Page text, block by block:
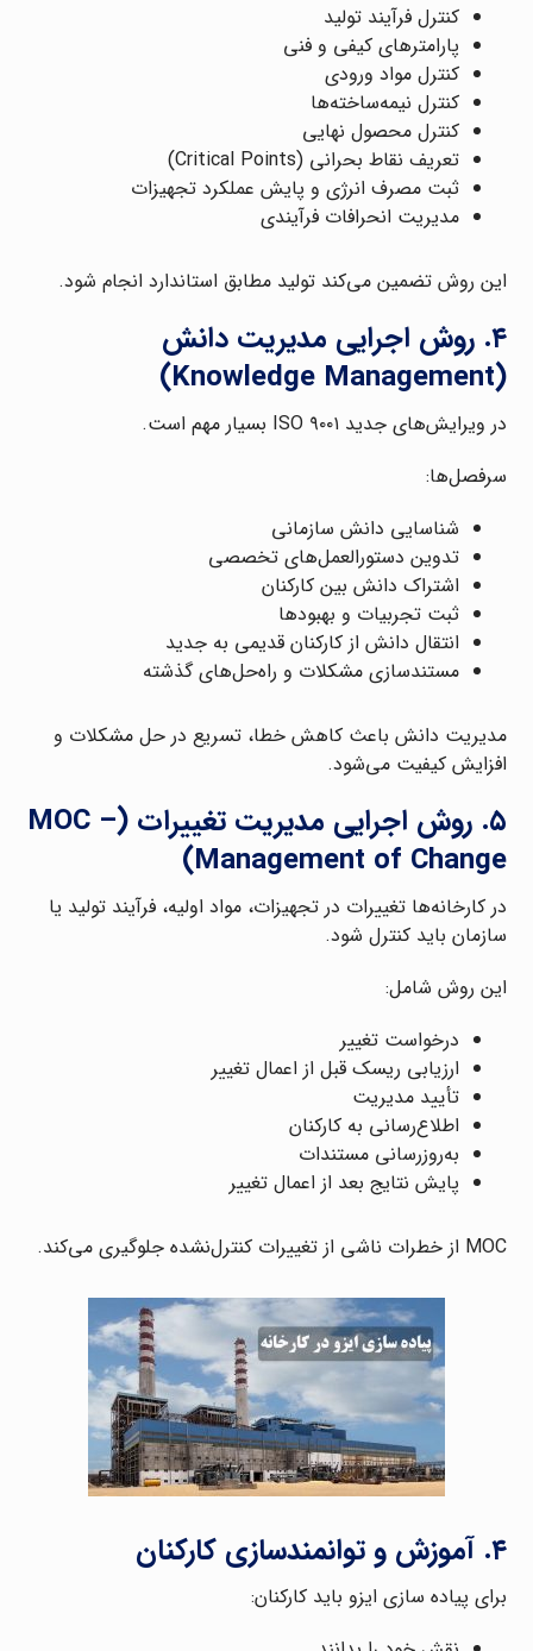
کنترل فرآیند تولید
پارامترهای کیفی و فنی
کنترل مواد ورودی
کنترل نیمه‌ساخته‌ها
کنترل محصول نهایی
تعریف نقاط بحرانی (Critical Points)
ثبت مصرف انرژی و پایش عملکرد تجهیزات
مدیریت انحرافات فرآیندی
این روش تضمین می‌کند تولید مطابق استاندارد انجام شود.
۴. روش اجرایی مدیریت دانش
(Knowledge Management)
در ویرایش‌های جدید ISO ۹۰۰۱ بسیار مهم است.
سرفصل‌ها:
شناسایی دانش سازمانی
تدوین دستورالعمل‌های تخصصی
اشتراک دانش بین کارکنان
ثبت تجربیات و بهبودها
انتقال دانش از کارکنان قدیمی به جدید
مستندسازی مشکلات و راه‌حل‌های گذشته
مدیریت دانش باعث کاهش خطا، تسریع در حل مشکلات و
افزایش کیفیت می‌شود.
۵. روش اجرایی مدیریت تغییرات (MOC –
Management of Change)
در کارخانه‌ها تغییرات در تجهیزات، مواد اولیه، فرآیند تولید یا
سازمان باید کنترل شود.
این روش شامل:
درخواست تغییر
ارزیابی ریسک قبل از اعمال تغییر
تأیید مدیریت
اطلاع‌رسانی به کارکنان
به‌روز‌رسانی مستندات
پایش نتایج بعد از اعمال تغییر
MOC از خطرات ناشی از تغییرات کنترل‌نشده جلوگیری می‌کند.
۴. آموزش و توانمندسازی کارکنان
برای پیاده سازی ایزو باید کارکنان: